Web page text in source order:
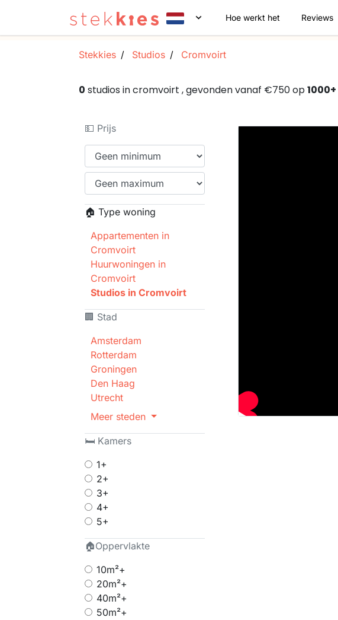
Hoe werkt het Reviews
Stekkies Studios Cromvoirt
0 studios in cromvoirt , gevonden vanaf €750 op1000+
💵 Prijs
🏠 Type woning
Appartementen in
Cromvoirt
Huurwoningen in
Cromvoirt
Studios in Cromvoirt
🏢 Stad
Amsterdam
Rotterdam
Groningen
Den Haag
Utrecht
Meer steden
🛏 Kamers
1+
2+
3+
4+
5+
🏠Oppervlakte
10m²+
20m²+
40m²+
50m²+